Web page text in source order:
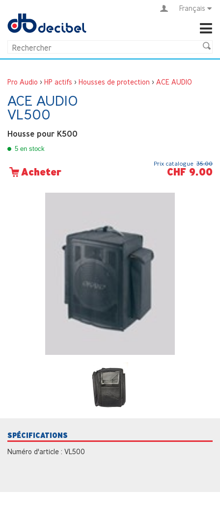
Français
Pro Audio > HP actifs > Housses de protection > ACE AUDIO
ACE AUDIO
VL500
Housse pour K500
5 en stock
Acheter
Prix catalogue 35.00
CHF 9.00
SPÉCIFICATIONS
Numéro d'article : VL500